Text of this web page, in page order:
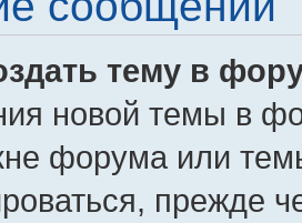
тему в
новой темы в
форума или
прежде